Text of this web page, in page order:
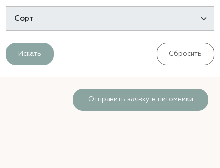
Искать Сбросить
Отправить заявку в питомники